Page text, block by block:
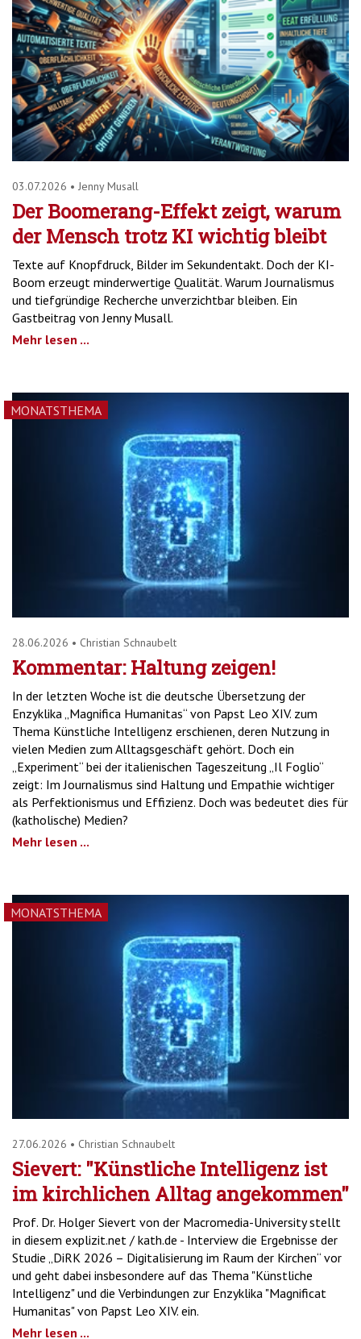
03.07.2026 • Jenny Musall
Der Boomerang-Effekt zeigt, warum
der Mensch trotz KI wichtig bleibt
Texte auf Knopfdruck, Bilder im Sekundentakt. Doch der KI-
Boom erzeugt minderwertige Qualität. Warum Journalismus
und tiefgründige Recherche unverzichtbar bleiben. Ein
Gastbeitrag von Jenny Musall.
Mehr lesen ...
MONATSTHEMA
28.06.2026 • Christian Schnaubelt
Kommentar: Haltung zeigen!
In der letzten Woche ist die deutsche Übersetzung der
Enzyklika „Magnifica Humanitas“ von Papst Leo XIV. zum
Thema Künstliche Intelligenz erschienen, deren Nutzung in
vielen Medien zum Alltagsgeschäft gehört. Doch ein
„Experiment“ bei der italienischen Tageszeitung „Il Foglio“
zeigt: Im Journalismus sind Haltung und Empathie wichtiger
als Perfektionismus und Effizienz. Doch was bedeutet dies für
(katholische) Medien?
Mehr lesen ...
MONATSTHEMA
27.06.2026 • Christian Schnaubelt
Sievert: "Künstliche Intelligenz ist
im kirchlichen Alltag angekommen"
Prof. Dr. Holger Sievert von der Macromedia-University stellt
in diesem explizit.net / kath.de - Interview die Ergebnisse der
Studie „DiRK 2026 – Digitalisierung im Raum der Kirchen“ vor
und geht dabei insbesondere auf das Thema "Künstliche
Intelligenz" und die Verbindungen zur Enzyklika "Magnificat
Humanitas" von Papst Leo XIV. ein.
Mehr lesen ...